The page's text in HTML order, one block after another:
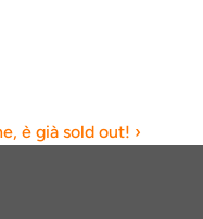
è già sold out! ›